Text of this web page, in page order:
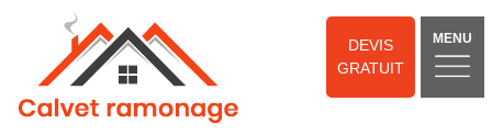
DEVIS
GRATUIT
MENU